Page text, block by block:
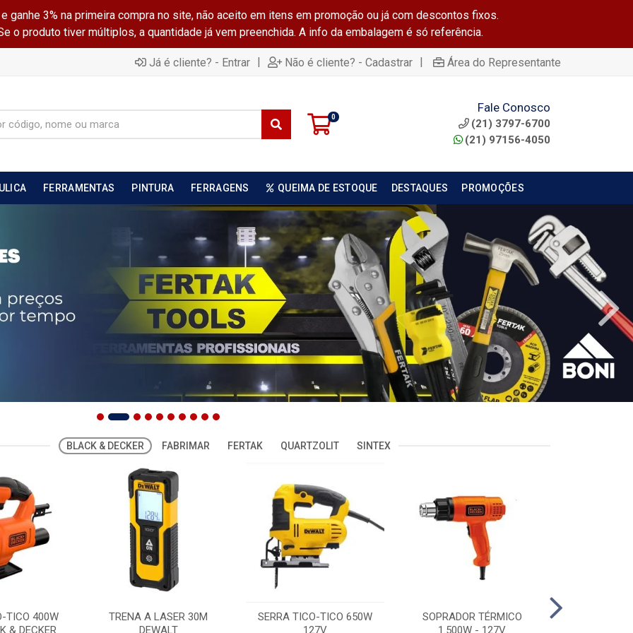
ganhe 3% na primeira compra no site, não aceito em itens em promoção ou já com descontos fixos.
o produto tiver múltiplos, a quantidade já vem preenchida. A info da embalagem é só referência.
Já é cliente? - Entrar | Não é cliente? - Cadastrar | Área do Representante
0
Fale Conosco
(21) 3797-6700
(21) 97156-4050
FERRAMENTAS PINTURA FERRAGENS QUEIMA DE ESTOQUE DESTAQUES PROMOÇÕES
BLACK & DECKER FABRIMAR FERTAK QUARTZOLIT SINTEX
TICO 400W
& DECKER
TRENA A LASER 30M
DEWALT
SERRA TICO-TICO 650W
127V
SOPRADOR TÉRMICO
1.500W - 127V